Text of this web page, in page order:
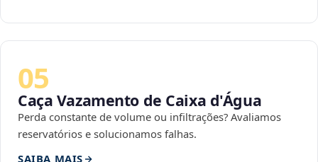
05
Caça Vazamento de Caixa d'Água
Perda constante de volume ou infiltrações? Avaliamos
reservatórios e solucionamos falhas.
SAIBA MAIS